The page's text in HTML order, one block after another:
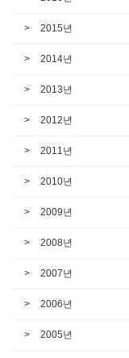
2015년
2014년
2013년
2012년
2011년
2010년
2009년
2008년
2007년
2006년
2005년